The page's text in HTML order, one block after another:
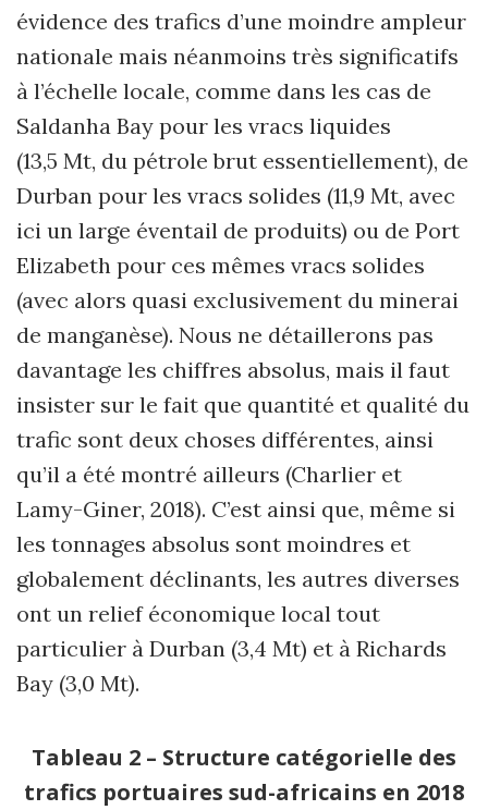
évidence des trafics d’une moindre ampleur
nationale mais néanmoins très significatifs
à l’échelle locale, comme dans les cas de
Saldanha Bay pour les vracs liquides
(13,5 Mt, du pétrole brut essentiellement), de
Durban pour les vracs solides (11,9 Mt, avec
ici un large éventail de produits) ou de Port
Elizabeth pour ces mêmes vracs solides
(avec alors quasi exclusivement du minerai
de manganèse). Nous ne détaillerons pas
davantage les chiffres absolus, mais il faut
insister sur le fait que quantité et qualité du
trafic sont deux choses différentes, ainsi
qu’il a été montré ailleurs (Charlier et
Lamy-Giner, 2018). C’est ainsi que, même si
les tonnages absolus sont moindres et
globalement déclinants, les autres diverses
ont un relief économique local tout
particulier à Durban (3,4 Mt) et à Richards
Bay (3,0 Mt).
Tableau 2 – Structure catégorielle des
trafics portuaires sud-africains en 2018